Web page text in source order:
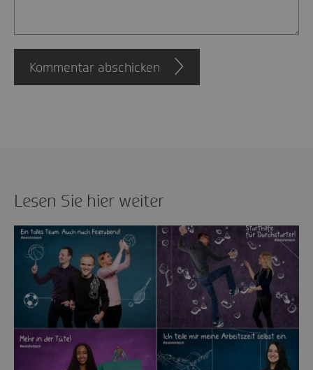
Kommentar abschicken
Lesen Sie hier weiter